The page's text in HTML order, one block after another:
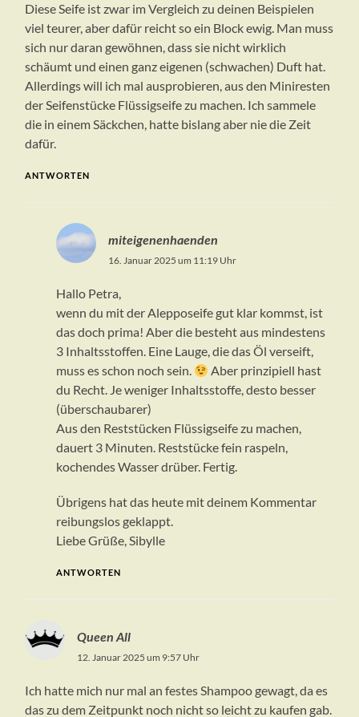
Diese Seife ist zwar im Vergleich zu deinen Beispielen
viel teurer, aber dafür reicht so ein Block ewig. Man muss
sich nur daran gewöhnen, dass sie nicht wirklich
schäumt und einen ganz eigenen (schwachen) Duft hat.
Allerdings will ich mal ausprobieren, aus den Miniresten
der Seifenstücke Flüssigseife zu machen. Ich sammele
die in einem Säckchen, hatte bislang aber nie die Zeit
dafür.
ANTWORTEN
miteigenenhaenden
16. Januar 2025 um 11:19 Uhr
Hallo Petra,
wenn du mit der Alepposeife gut klar kommst, ist
das doch prima! Aber die besteht aus mindestens
3 Inhaltsstoffen. Eine Lauge, die das Öl verseift,
muss es schon noch sein.
Aber prinzipiell hast
du Recht. Je weniger Inhaltsstoffe, desto besser
(überschaubarer)
Aus den Reststücken Flüssigseife zu machen,
dauert 3 Minuten. Reststücke fein raspeln,
kochendes Wasser drüber. Fertig.
Übrigens hat das heute mit deinem Kommentar
reibungslos geklappt.
Liebe Grüße, Sibylle
ANTWORTEN
Queen All
12. Januar 2025 um 9:57 Uhr
Ich hatte mich nur mal an festes Shampoo gewagt, da es
das zu dem Zeitpunkt noch nicht so leicht zu kaufen gab.